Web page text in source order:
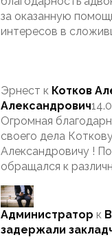
за оказанную
интересов в
Эрнест к Котков
Александрович
Огромная
своего дела
Александровичу !
обращался к
Администратор к
задержали